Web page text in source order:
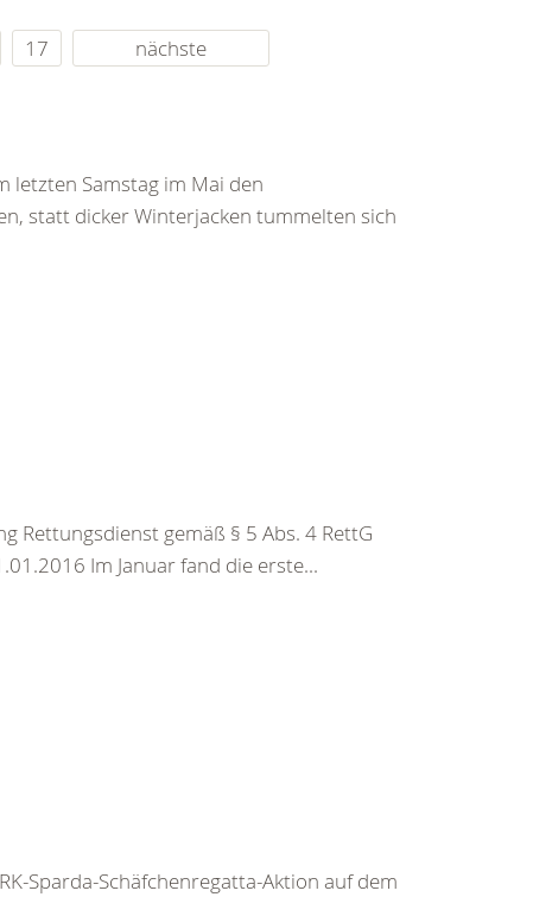
17 nächste
letzten Samstag im Mai den
statt dicker Winterjacken tummelten sich
Rettungsdienst gemäß § 5 Abs. 4 RettG
Im Januar fand die erste...
Sparda-Schäfchenregatta-Aktion auf dem